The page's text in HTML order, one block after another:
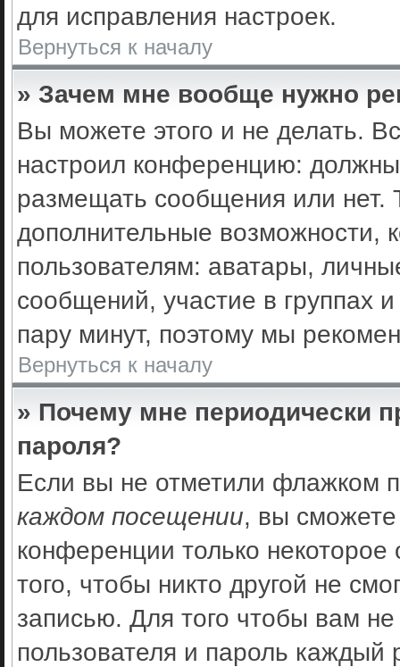
для исправления настроек.
Вернуться к началу
» Зачем мне вообще нужно
Вы можете этого и не делать.
настроил конференцию:
размещать сообщения или нет.
дополнительные возможности,
пользователям: аватары,
сообщений, участие в группах
пару минут, поэтому мы
Вернуться к началу
» Почему мне периодически
пароля?
Если вы не отметили флажком
каждом посещении, вы
конференции только
того, чтобы никто другой не
записью. Для того чтобы вам
пользователя и пароль